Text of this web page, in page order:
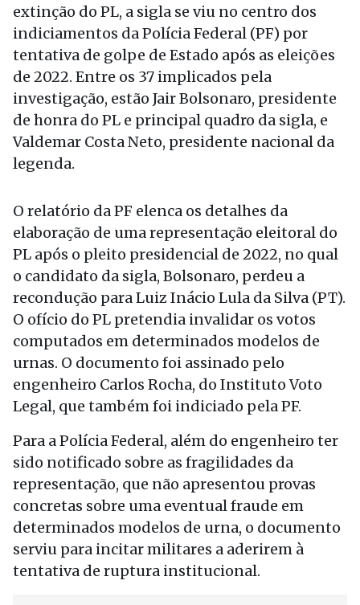
extinção do PL, a sigla se viu no centro dos
indiciamentos da Polícia Federal (PF) por
tentativa de golpe de Estado após as eleições
de 2022. Entre os 37 implicados pela
investigação, estão Jair Bolsonaro, presidente
de honra do PL e principal quadro da sigla, e
Valdemar Costa Neto, presidente nacional da
legenda.
O relatório da PF elenca os detalhes da
elaboração de uma representação eleitoral do
PL após o pleito presidencial de 2022, no qual
o candidato da sigla, Bolsonaro, perdeu a
recondução para Luiz Inácio Lula da Silva (PT).
O ofício do PL pretendia invalidar os votos
computados em determinados modelos de
urnas. O documento foi assinado pelo
engenheiro Carlos Rocha, do Instituto Voto
Legal, que também foi indiciado pela PF.
Para a Polícia Federal, além do engenheiro ter
sido notificado sobre as fragilidades da
representação, que não apresentou provas
concretas sobre uma eventual fraude em
determinados modelos de urna, o documento
serviu para incitar militares a aderirem à
tentativa de ruptura institucional.